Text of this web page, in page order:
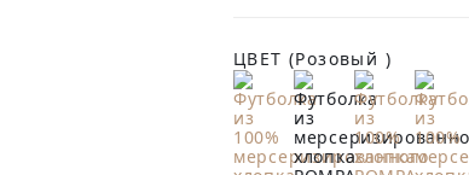
ЦВЕТ (Розовый )